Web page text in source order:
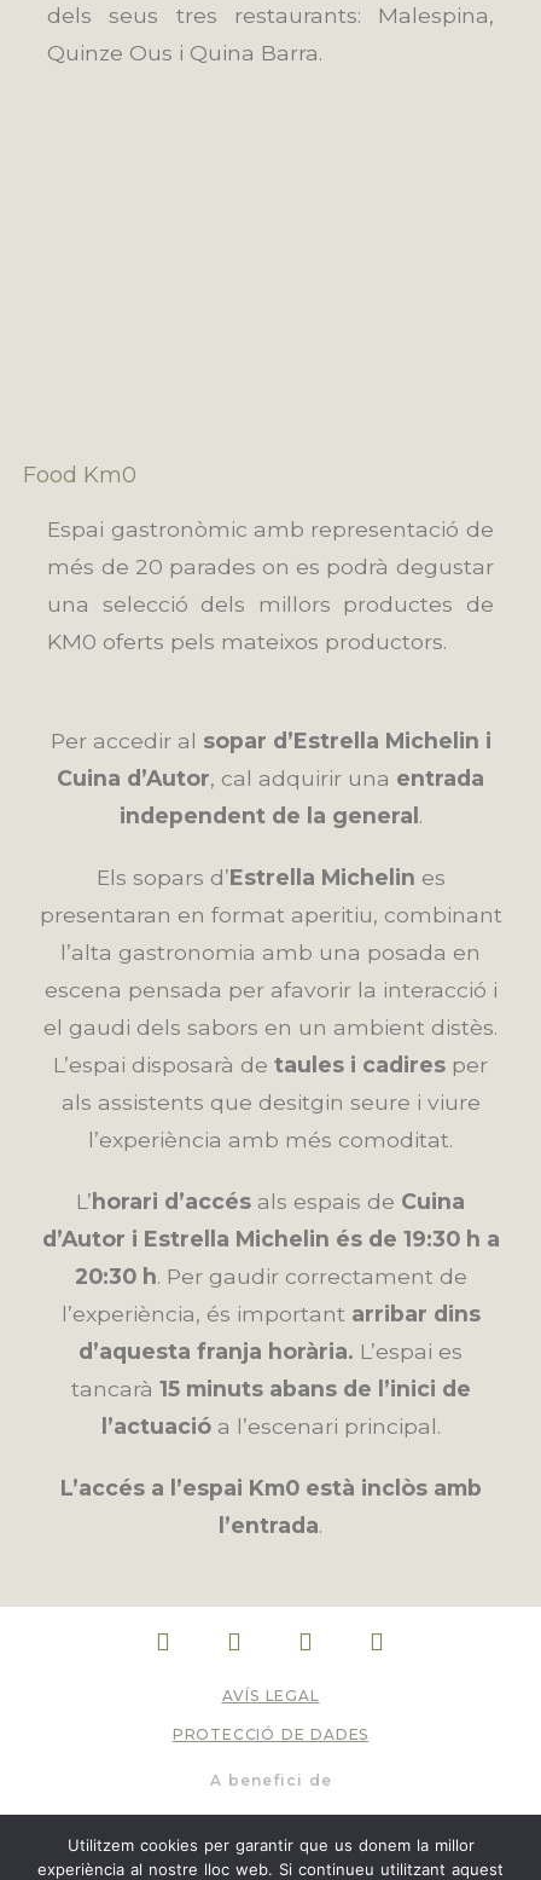
dels seus tres restaurants: Malespina,
Quinze Ous i Quina Barra.
Food Km0
Espai gastronòmic amb representació de
més de 20 parades on es podrà degustar
una selecció dels millors productes de
KM0 oferts pels mateixos productors.
Per accedir al sopar d’Estrella Michelin i
Cuina d’Autor, cal adquirir una entrada
independent de la general.
Els sopars d’Estrella Michelin es
presentaran en format aperitiu, combinant
l’alta gastronomia amb una posada en
escena pensada per afavorir la interacció i
el gaudi dels sabors en un ambient distès.
L’espai disposarà de taules i cadires per
als assistents que desitgin seure i viure
l’experiència amb més comoditat.
L’horari d’accés als espais de Cuina
d’Autor i Estrella Michelin és de 19:30 h a
20:30 h. Per gaudir correctament de
l’experiència, és important arribar dins
d’aquesta franja horària. L’espai es
tancarà 15 minuts abans de l’inici de
l’actuacióa l’escenari principal.
L’accés a l’espai Km0 està inclòs amb
l’entrada.
Finca Les Brides. 17178. La Vall d'en Bas
entrades@vallviva.cat
info@vallviva.cat
A benefici de
AVÍS LEGAL
PROTECCIÓ DE DADES
Utilitzem cookies per garantir que us donem la millor
experiència al nostre lloc web. Si continueu utilitzant aquest